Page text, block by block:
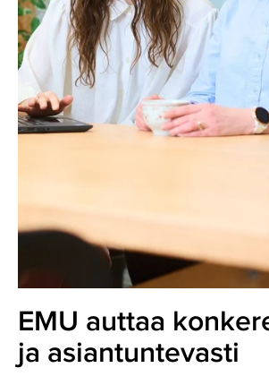
EMU auttaa
ja asiantuntevasti